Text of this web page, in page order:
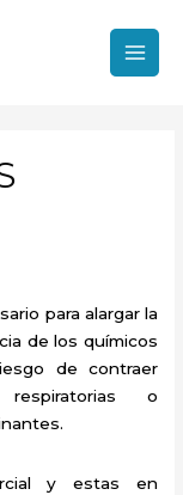
para alargar la
de los químicos
de contraer
o
y estas en